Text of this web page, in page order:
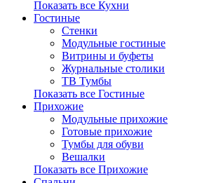
Показать все Кухни
Гостиные
Стенки
Модульные гостиные
Витрины и буфеты
Журнальные столики
ТВ Тумбы
Показать все Гостиные
Прихожие
Модульные прихожие
Готовые прихожие
Тумбы для обуви
Вешалки
Показать все Прихожие